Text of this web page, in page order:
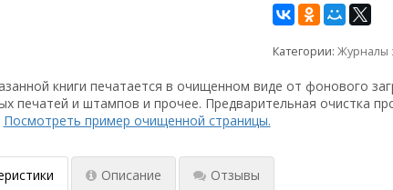
Категории: Журналы
книги печатается в очищенном виде от фонового
печатей и штампов и прочее. Предварительная очистка
Посмотреть пример очищенной страницы.
Описание Отзывы